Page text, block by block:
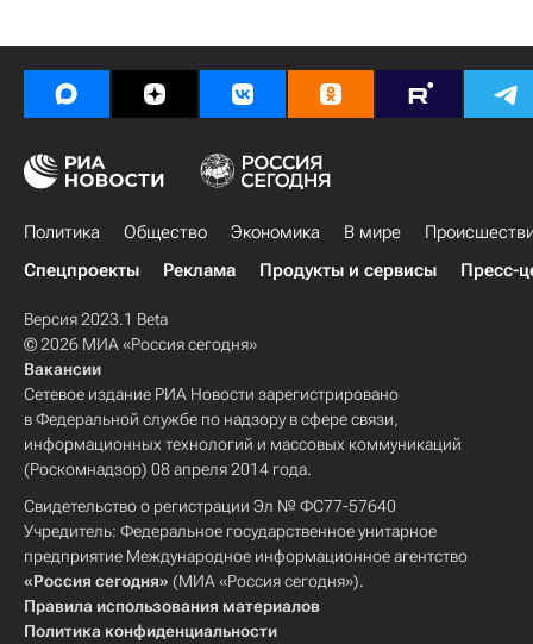
Политика Общество Экономика В мире
Спецпроекты
Реклама Продукты и сервисы Пресс-
Версия 2023.1 Beta
© 2026 МИА «Россия сегодня»
Вакансии
Сетевое издание РИА Новости зарегистрировано
в Федеральной службе по надзору в сфере связи,
информационных технологий и массовых коммуникаций
(Роскомнадзор) 08 апреля 2014 года.
Свидетельство о регистрации Эл № ФС77-57640
Учредитель: Федеральное государственное унитарное
предприятие Международное информационное агентство
«Россия сегодня» (МИА «Россия сегодня»).
Правила использования материалов
Политика конфиденциальности